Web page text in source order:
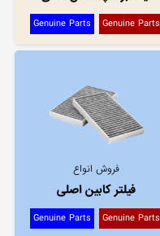
Genuine Parts
Genuine Parts
فروش انواع
فیلتر کابین اصلی
Genuine Parts
Genuine Parts